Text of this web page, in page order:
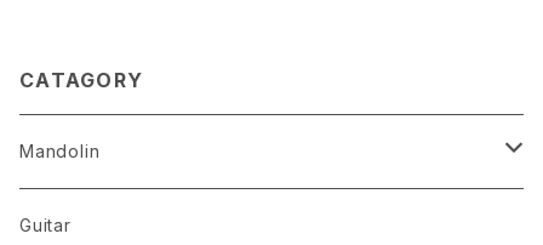
CATAGORY
Mandolin
The Best Selection
Guitar